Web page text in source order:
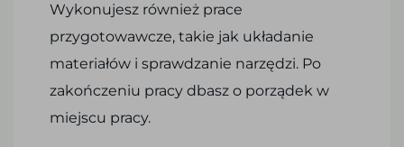
Wykonujesz również prace
przygotowawcze, takie jak układanie
materiałów i sprawdzanie narzędzi. Po
zakończeniu pracy dbasz o porządek w
miejscu pracy.